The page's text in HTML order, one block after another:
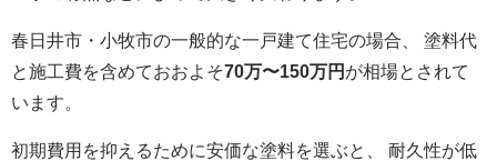
春日井市・小牧市の一般的な一戸建て住宅の場合、 塗料代
と施工費を含めておおよそ70万〜150万円 が相場とされて
います。
初期費用を抑えるために安価な塗料を選ぶと、 耐久性が低